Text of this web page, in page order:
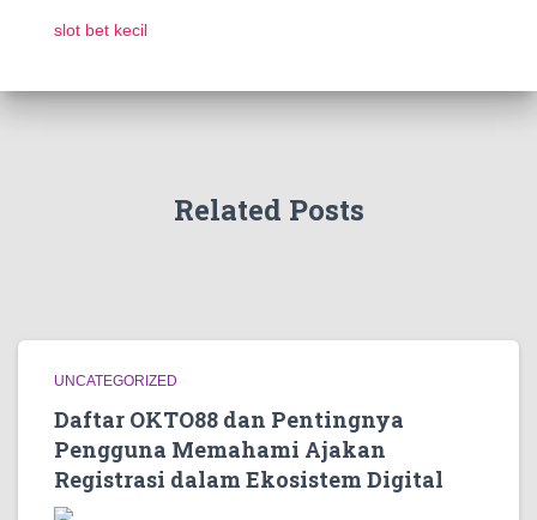
slot bet kecil
Related Posts
UNCATEGORIZED
Daftar OKTO88 dan Pentingnya
Pengguna Memahami Ajakan
Registrasi dalam Ekosistem Digital